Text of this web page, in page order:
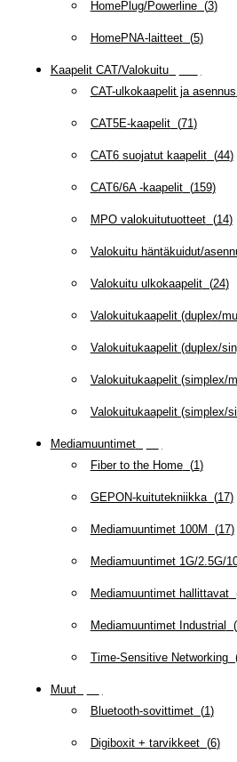
HomePlug/Powerline(3)
HomePNA-laitteet(5)
Kaapelit CAT/Valokuitu(
CAT-ulkokaapelit ja asennus
CAT5E-kaapelit(71)
CAT6 suojatut kaapelit(44)
CAT6/6A -kaapelit(159)
MPO valokuitutuotteet(14)
Valokuitu häntäkuidut/
Valokuitu ulkokaapelit(24)
Valokuitukaapelit (duplex/
Valokuitukaapelit (duplex/
Valokuitukaapelit (simplex/
Valokuitukaapelit (simplex/
Mediamuuntimet(
Fiber to the Home(1)
GEPON-kuitutekniikka(17)
Mediamuuntimet 100M (17)
Mediamuuntimet 1G/2.5G/
Mediamuuntimet hallittavat
Mediamuuntimet Industrial (
Time-Sensitive Networking
Muut(
Bluetooth-sovittimet(1)
Digiboxit + tarvikkeet(6)